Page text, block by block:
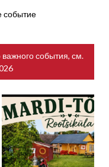
событие
события, см.